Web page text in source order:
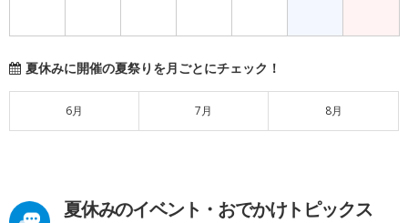
夏休みに開催の夏祭りを月ごとにチェック！
6月 7月 8月
夏休みのイベント・おでかけトピックス